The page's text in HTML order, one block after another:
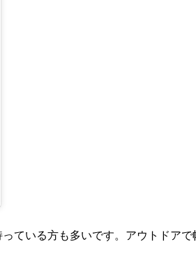
ている方も多いです。アウトドアで